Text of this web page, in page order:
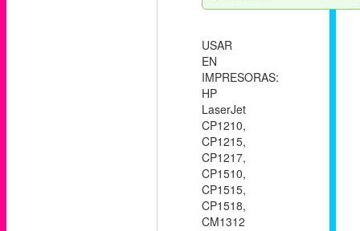
USAR
EN
IMPRESORAS:
HP
LaserJet
CP1210,
CP1215,
CP1217,
CP1510,
CP1515,
CP1518,
CM1312